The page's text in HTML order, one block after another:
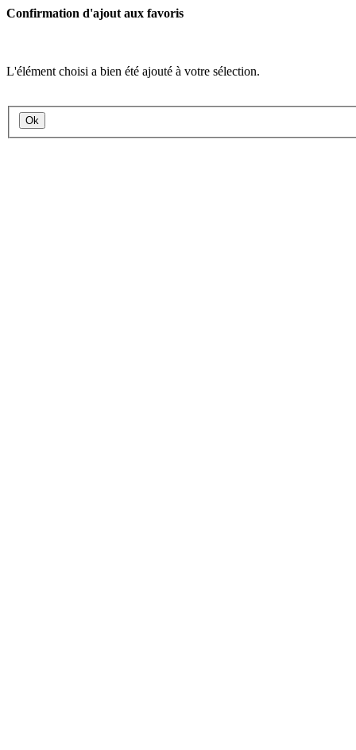
Confirmation d'ajout aux favoris
L'élément choisi a bien été ajouté à votre sélection.